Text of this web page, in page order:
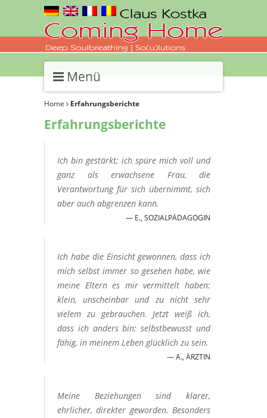
Menü
Home Erfahrungsberichte
Erfahrungsberichte
Ich bin gestärkt; ich spüre mich voll und
ganz als erwachsene Frau, die
Verantwortung für sich übernimmt, sich
aber auch abgrenzen kann.
E., SOZIALPÄDAGOGIN
Ich habe die Einsicht gewonnen, dass ich
mich selbst immer so gesehen habe, wie
meine Eltern es mir vermittelt haben:
klein, unscheinbar und zu nicht sehr
vielem zu gebrauchen. Jetzt weiß ich,
dass ich anders bin: selbstbewusst und
fähig, in meinem Leben glücklich zu sein.
A., ÄRZTIN
Meine Beziehungen sind klarer,
ehrlicher, direkter geworden. Besonders